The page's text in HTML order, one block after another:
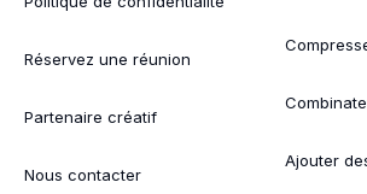
Réservez une réunion
Partenaire créatif
Nous contacter
Ajouter